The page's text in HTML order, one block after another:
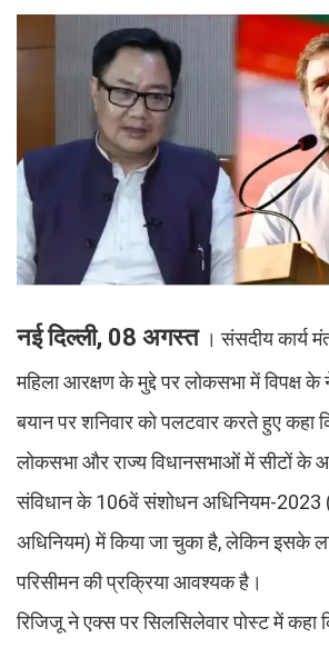
नई दिल्ली, 08 अगस्त । संसदीय कार्य
महिला आरक्षण के मुद्दे पर लोकसभा में विपक्ष के
बयान पर शनिवार को पलटवार करते हुए कहा
लोकसभा और राज्य विधानसभाओं में सीटों के
संविधान के 106वें संशोधन अधिनियम-2023
अधिनियम) में किया जा चुका है, लेकिन इसके
परिसीमन की प्रक्रिया आवश्यक है।
रिजिजू ने एक्स पर सिलसिलेवार पोस्ट में कहा